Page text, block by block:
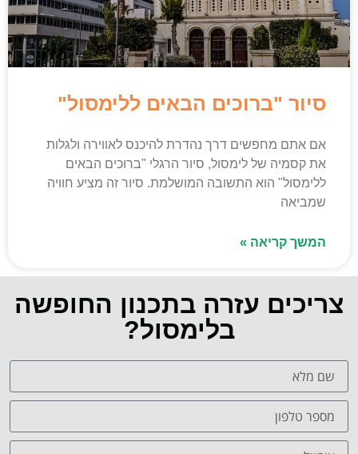
סיור "ברוכים הבאים ללימסול"
אם אתם מחפשים דרך נהדרת להיכנס לאווירה ולגלות
את קסמיה של לימסול, סיור הרגלי "ברוכים הבאים
ללימסול" הוא התשובה המושלמת. סיור זה מציע חוויה
שמביאה
המשך קריאה »
צריכים עזרה בתכנון החופשה
בלימסול?